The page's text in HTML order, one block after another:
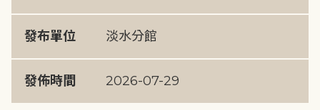
發布單位 淡水分館
發佈時間 2026-07-29